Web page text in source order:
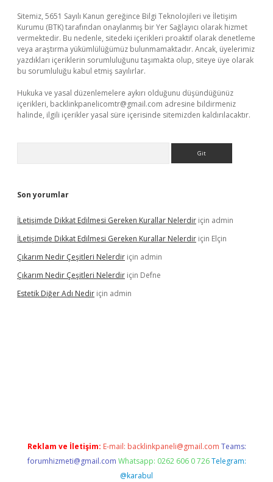
Sitemiz, 5651 Sayılı Kanun gereğince Bilgi Teknolojileri ve İletişim
Kurumu (BTK) tarafından onaylanmış bir Yer Sağlayıcı olarak hizmet
vermektedir. Bu nedenle, sitedeki içerikleri proaktif olarak denetleme
veya araştırma yükümlülüğümüz bulunmamaktadır. Ancak, üyelerimiz
yazdıkları içeriklerin sorumluluğunu taşımakta olup, siteye üye olarak
bu sorumluluğu kabul etmiş sayılırlar.
Hukuka ve yasal düzenlemelere aykırı olduğunu düşündüğünüz
içerikleri, backlinkpanelicomtr@gmail.com adresine bildirmeniz
halinde, ilgili içerikler yasal süre içerisinde sitemizden kaldırılacaktır.
Son yorumlar
İLetişimde Dikkat Edilmesi Gereken Kurallar Nelerdir için admin
İLetişimde Dikkat Edilmesi Gereken Kurallar Nelerdir için Elçin
Çıkarım Nedir Çeşitleri Nelerdir için admin
Çıkarım Nedir Çeşitleri Nelerdir için Defne
Estetik Diğer Adı Nedir için admin
Reklam ve İletişim: E-mail: backlinkpaneli@gmail.com Teams:
forumhizmeti@gmail.com Whatsapp: 0262 606 0 726 Telegram:
@karabul